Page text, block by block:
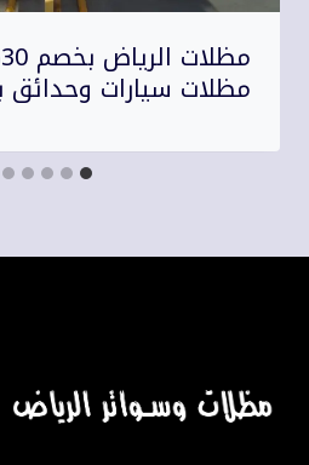
مظلات سيارات وحدائق